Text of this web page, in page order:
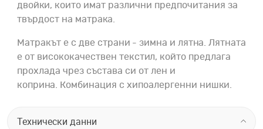
двойки, които имат различни предпочитания за
твърдост на матрака.
Матракът е с две страни - зимна и лятна. Лятната
е от висококачествен текстил, който предлага
прохлада чрез състава си от лен и
коприна. Комбинация с хипоалергенни нишки.
Технически данни